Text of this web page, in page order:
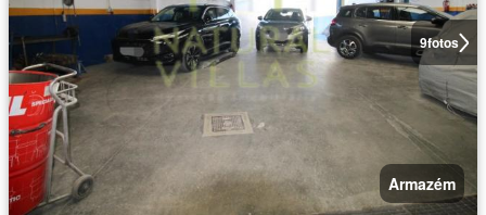
9fotos
Armazém